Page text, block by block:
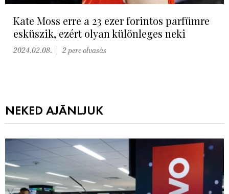
Kate Moss erre a 23 ezer forintos parfümre
esküszik, ezért olyan különleges neki
2024.02.08. 2 perc olvasás
NEKED AJÁNLJUK